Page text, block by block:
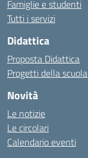
Famiglie e studenti
Tutti i servizi
Didattica
Proposta Didattica
Progetti della scuola
Novità
Le notizie
Le circolari
Calendario eventi